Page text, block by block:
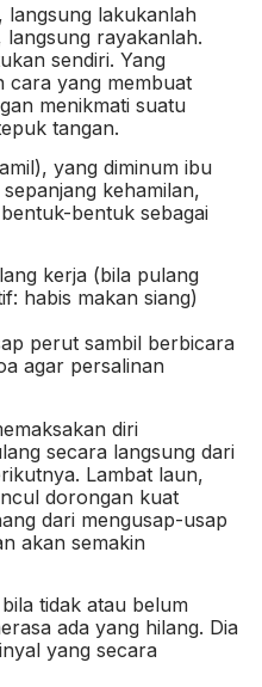
langsung lakukanlah
langsung rayakanlah.
sendiri. Yang
cara yang membuat
menikmati suatu
tangan.
yang diminum ibu
kehamilan,
bentuk sebagai
kerja (bila pulang
habis makan siang)
perut sambil berbicara
agar persalinan
diri
secara langsung dari
Lambat laun,
dorongan kuat
dari mengusap-usap
akan semakin
tidak atau belum
ada yang hilang. Dia
yang secara